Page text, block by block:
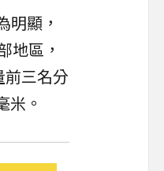
明顯，
地區，
三名分
米。